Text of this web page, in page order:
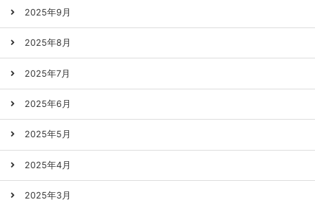
2025年9月
2025年8月
2025年7月
2025年6月
2025年5月
2025年4月
2025年3月